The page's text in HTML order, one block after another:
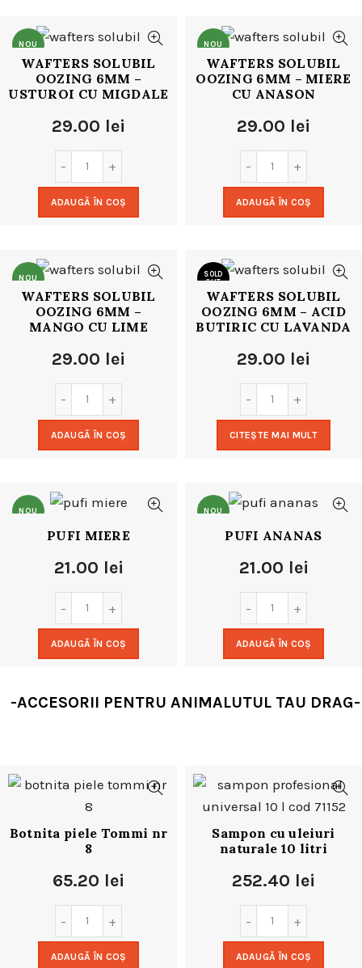
NOU
WAFTERS SOLUBIL
OOZING 6MM –
USTUROI CU MIGDALE
29.00 lei
ADAUGĂ ÎN COȘ
NOU
WAFTERS SOLUBIL
OOZING 6MM – MIERE
CU ANASON
29.00 lei
ADAUGĂ ÎN COȘ
NOU
WAFTERS SOLUBIL
OOZING 6MM –
MANGO CU LIME
29.00 lei
ADAUGĂ ÎN COȘ
SOLD
OUT
NOU
WAFTERS SOLUBIL
OOZING 6MM – ACID
BUTIRIC CU LAVANDA
29.00 lei
CITEȘTE MAI MULT
NOU
PUFI MIERE
21.00 lei
ADAUGĂ ÎN COȘ
NOU
PUFI ANANAS
21.00 lei
ADAUGĂ ÎN COȘ
-ACCESORII PENTRU ANIMALUTUL TAU DRAG-
Botnita piele Tommi nr
8
65.20 lei
ADAUGĂ ÎN COȘ
Sampon cu uleiuri
naturale 10 litri
252.40 lei
ADAUGĂ ÎN COȘ